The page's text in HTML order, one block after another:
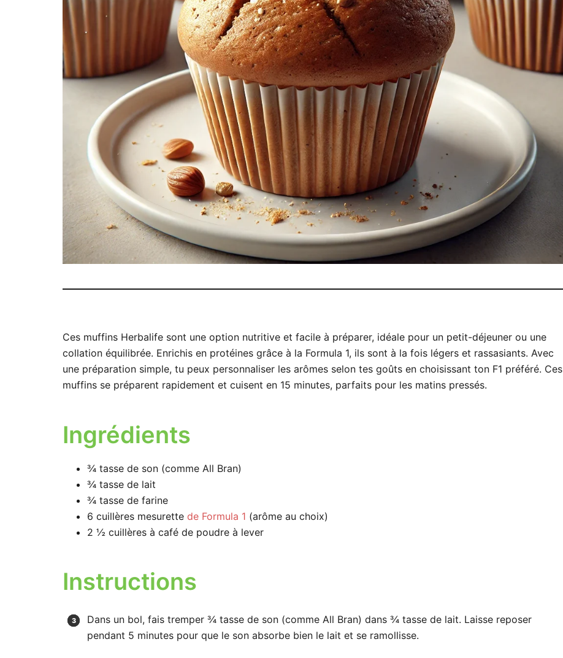
Ces muffins Herbalife sont une option nutritive et facile à préparer, idéale pour un petit-déjeuner ou une
collation équilibrée. Enrichis en protéines grâce à la Formula 1, ils sont à la fois légers et rassasiants. Avec
une préparation simple, tu peux personnaliser les arômes selon tes goûts en choisissant ton F1 préféré. Ces
muffins se préparent rapidement et cuisent en 15 minutes, parfaits pour les matins pressés.
Ingrédients
¾ tasse de son (comme All Bran)
¾ tasse de lait
¾ tasse de farine
6 cuillères mesurette de Formula 1 (arôme au choix)
2 ½ cuillères à café de poudre à lever
Instructions
Dans un bol, fais tremper ¾ tasse de son (comme All Bran) dans ¾ tasse de lait. Laisse reposer
pendant 5 minutes pour que le son absorbe bien le lait et se ramollisse.